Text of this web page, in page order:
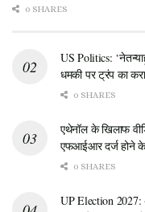
0 SHARES
US Politics:
धमकी पर ट्रंप का
0 SHARES
एथेनॉल के खिलाफ
एफआईआर दर्ज होने के
0 SHARES
UP Election 2027: